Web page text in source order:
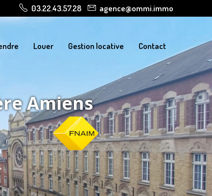
03.22.43.57.28 agence@ommi.immo
Louer Gestion locative Contact
Amiens